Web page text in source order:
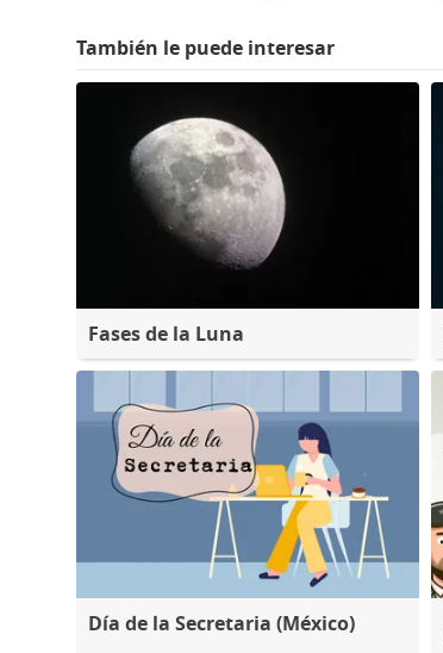
También le puede interesar
Fases de la Luna
Día de la Secretaria (México)